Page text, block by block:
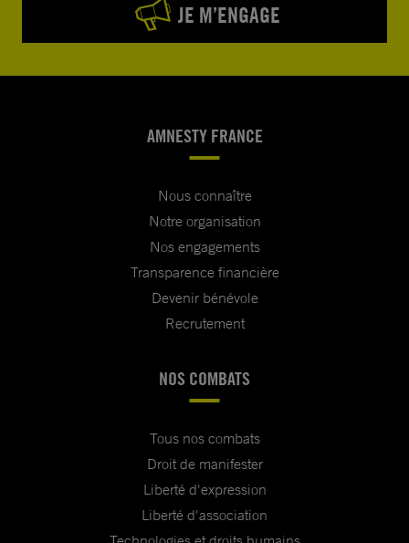
JE M’ENGAGE
AMNESTY FRANCE
Nous connaître
Notre organisation
Nos engagements
Transparence financière
Devenir bénévole
Recrutement
NOS COMBATS
Tous nos combats
Droit de manifester
Liberté d'expression
Liberté d'association